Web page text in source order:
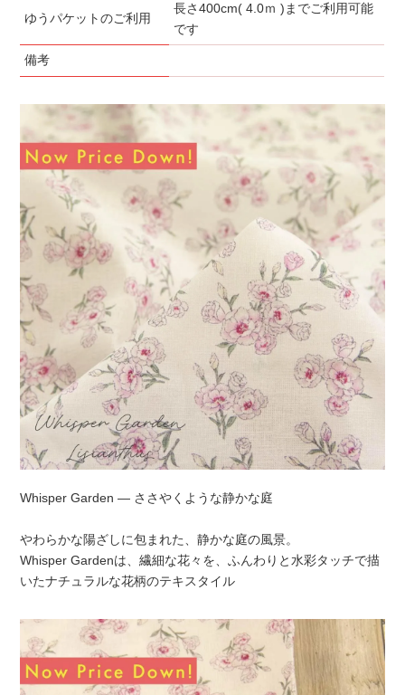
ゆうパケットのご利用
長さ400cm( 4.0ｍ )までご利用可能
です
備考
Whisper Garden — ささやくような静かな庭
やわらかな陽ざしに包まれた、静かな庭の風景。
Whisper Gardenは、繊細な花々を、ふんわりと水彩タッチで描
いたナチュラルな花柄のテキスタイル